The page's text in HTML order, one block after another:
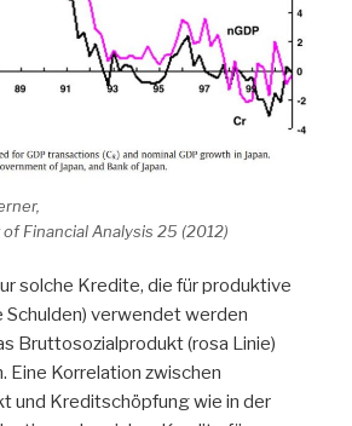
Financial Analysis 25 (2012)
solche Kredite, die für produktive
verwendet werden
Bruttosozialprodukt (rosa Linie)
Eine Korrelation zwischen
und Kreditschöpfung wie in der